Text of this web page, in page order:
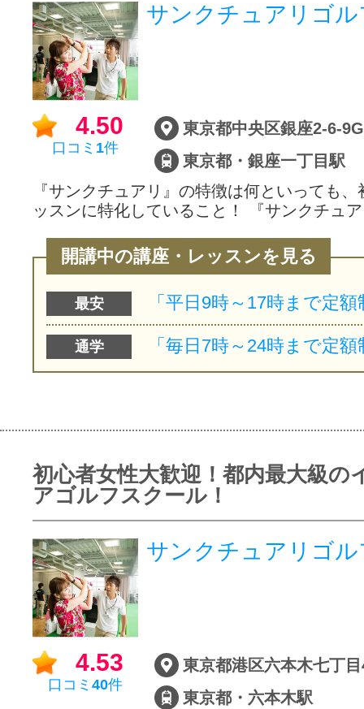
サンクチュアリゴル
4.50
口コミ 1件
東京都・銀座一丁目駅
『サンクチュアリ』の特徴は何といっても
ッスンに特化していること！ 『サンクチュ
開講中の講座・レッスンを見る
最安
通学
初心者女性大歓迎！都内最大級の
アゴルフスクール！
サンクチュアリゴル
4.53
口コミ 40件
東京都・六本木駅